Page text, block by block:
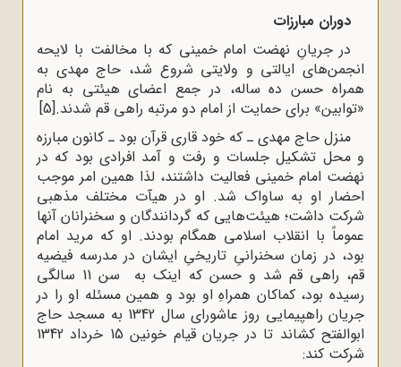
دوران مبارزات
در جریانِ نهضت امام خمینی که با مخالفت با لایحه
انجمن‌های ایالتی و ولایتی شروع شد، حاج مهدی به
همراه حسن ده‌ ساله، در جمع اعضای هیئتی به نام
«توابین» برای حمایت از امام دو مرتبه راهی قم شدند.[5]
منزل حاج مهدی ـ که خود قاری قرآن بود ـ کانون مبارزه
و محل تشکیل جلسات و رفت و آمد افرادی بود که در
نهضت امام خمینی فعالیت داشتند، لذا همین امر موجب
احضار او به ساواک شد. او در هیآت مختلف مذهبی
شرکت داشت؛ هیئت‌هایی که گردانندگان و سخنرانان آنها
عموماً با انقلاب اسلامی همگام بودند. او که مرید امام
بود، در زمان سخنرانیِ تاریخیِ ایشان در مدرسه فیضیه
قم، راهی قم شد و حسن که اینک به سن 11 سالگی
رسیده بود، کماکان همراهِ او بود و همین مسئله او را در
جریان راهپیمایی روز عاشورای سال 1342 به مسجد حاج
ابوالفتح کشاند تا در جریان قیام خونین 15 خرداد 1342
شرکت کند: